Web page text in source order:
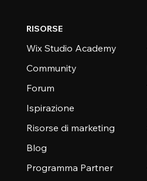
RISORSE
Wix Studio Academy
Community
Forum
Ispirazione
Risorse di marketing
Blog
Programma Partner